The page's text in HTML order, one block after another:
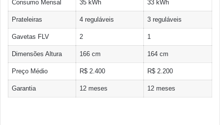
Consumo Mensal 35 kWh 33 kWh
Prateleiras 4 reguláveis 3 reguláveis
Gavetas FLV 2 1
Dimensões Altura 166 cm 164 cm
Preço Médio R$ 2.400 R$ 2.200
Garantia 12 meses 12 meses